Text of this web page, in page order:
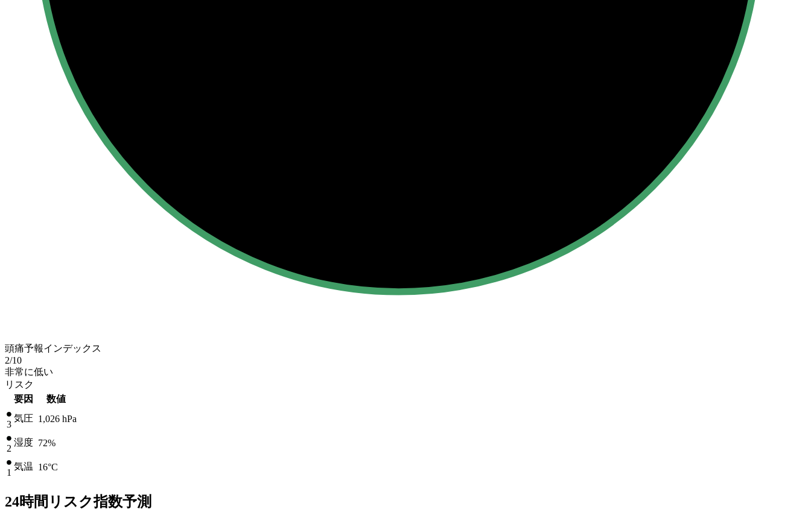
頭痛予報インデックス
2/10
非常に低い
リスク
要因
数値
3
気圧 1,026 hPa
2
湿度 72%
1
気温 16°C
24時間リスク指数予測